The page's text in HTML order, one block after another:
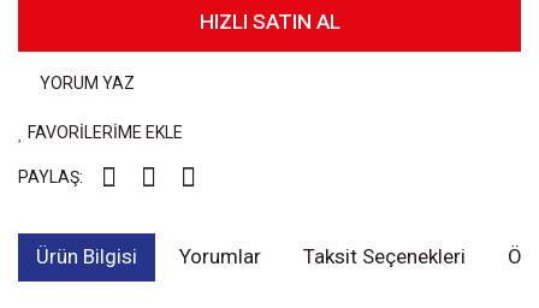
HIZLI SATIN AL
YORUM YAZ
FAVORİLERİME EKLE
PAYLAŞ:
Ürün Bilgisi Yorumlar Taksit Seçenekleri